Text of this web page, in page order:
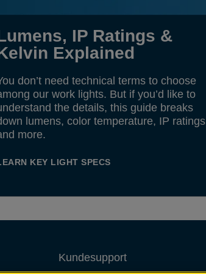
IP Ratings &
Explained
don’t need technical terms to choose
our work lights. But if you’d like to
the details, this guide breaks
lumens, color temperature, IP ratings
more.
KEY LIGHT SPECS
Kundesupport